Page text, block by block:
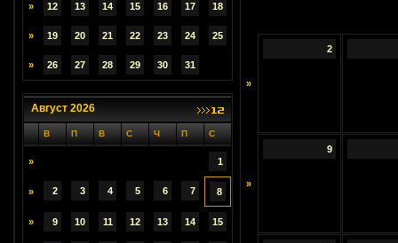
» 12 13 14 15 16 17 18
» 19 20 21 22 23 24 25
» 26 27 28 29 30 31
Август 2026
В П В С Ч П С
» 1
» 2 3 4 5 6 7 8
» 9 10 11 12 13 14 15
»
2
»
9